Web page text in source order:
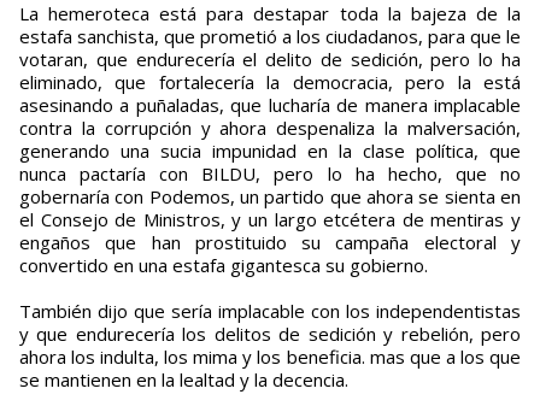
La hemeroteca está para destapar toda la bajeza de la
estafa sanchista, que prometió a los ciudadanos, para que le
votaran, que endurecería el delito de sedición, pero lo ha
eliminado, que fortalecería la democracia, pero la está
asesinando a puñaladas, que lucharía de manera implacable
contra la corrupción y ahora despenaliza la malversación,
generando una sucia impunidad en la clase política, que
nunca pactaría con BILDU, pero lo ha hecho, que no
gobernaría con Podemos, un partido que ahora se sienta en
el Consejo de Ministros, y un largo etcétera de mentiras y
engaños que han prostituido su campaña electoral y
convertido en una estafa gigantesca su gobierno.
También dijo que sería implacable con los independentistas
y que endurecería los delitos de sedición y rebelión, pero
ahora los indulta, los mima y los beneficia. mas que a los que
se mantienen en la lealtad y la decencia.